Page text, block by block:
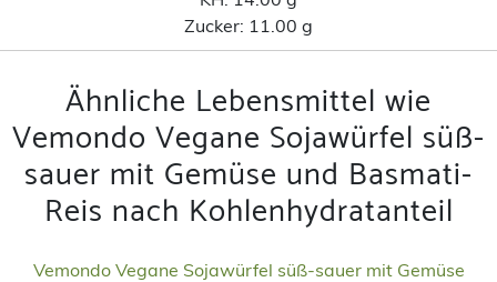
Zucker: 11.00 g
Ähnliche Lebensmittel wie
Vemondo Vegane Sojawürfel süß-
sauer mit Gemüse und Basmati-
Reis nach Kohlenhydratanteil
Vemondo Vegane Sojawürfel süß-sauer mit Gemüse